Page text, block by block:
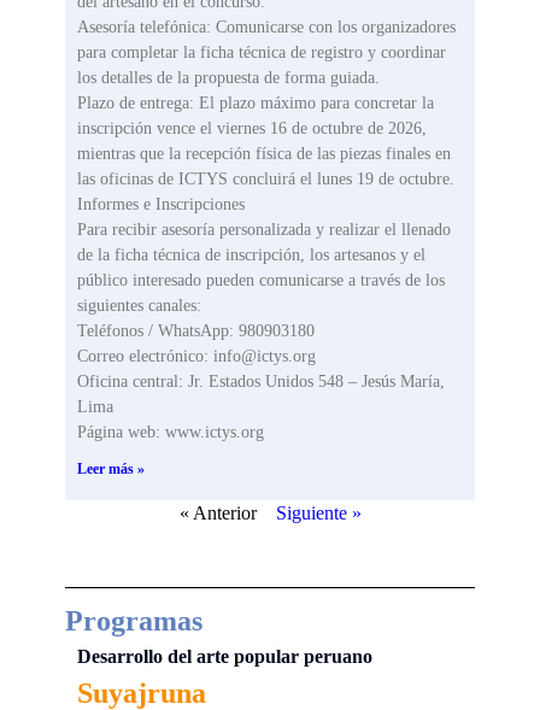
Asesoría telefónica: Comunicarse con los organizadores
para completar la ficha técnica de registro y coordinar
los detalles de la propuesta de forma guiada.
Plazo de entrega: El plazo máximo para concretar la
inscripción vence el viernes 16 de octubre de 2026,
mientras que la recepción física de las piezas finales en
las oficinas de ICTYS concluirá el lunes 19 de octubre.
Informes e Inscripciones
Para recibir asesoría personalizada y realizar el llenado
de la ficha técnica de inscripción, los artesanos y el
público interesado pueden comunicarse a través de los
siguientes canales:
Teléfonos / WhatsApp: 980903180
Correo electrónico: info@ictys.org
Oficina central: Jr. Estados Unidos 548 – Jesús María,
Lima
Página web: www.ictys.org
Leer más »
« Anterior Siguiente »
Programas
Desarrollo del arte popular peruano
Suyajruna